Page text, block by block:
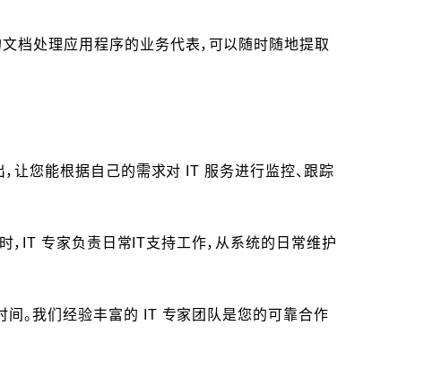
档处理应用程序的业务代表，可以随时随地提取
让您能根据自己的需求对 IT 服务进行监控、跟踪
，IT 专家负责日常IT支持工作，从系统的日常维护
间。我们经验丰富的 IT 专家团队是您的可靠合作